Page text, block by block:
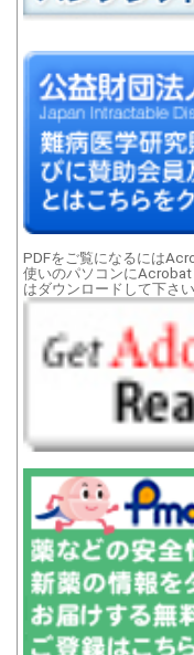
PDFをご覧になるには
使いのパソコンに
はダウンロードして下さい